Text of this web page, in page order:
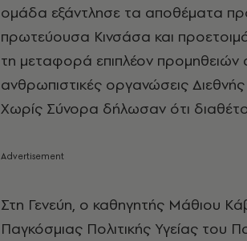
ομάδα εξάντλησε τα αποθέματα
πρωτεύουσα Κινσάσα και
τη μεταφορά επιπλέον
ανθρωπιστικές οργανώσεις
Χωρίς Σύνορα δήλωσαν ότι
Στη Γενεύη, ο καθηγητής Μάθιου
Παγκόσμιας Πολιτικής Υγείας του